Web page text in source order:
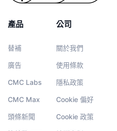
產品
替補
廣告
CMC Labs
CMC Max
頭條新聞
公司
關於我們
使用條款
隱私政策
Cookie 偏好
Cookie 政策